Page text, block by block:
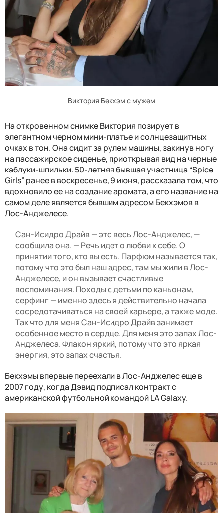
Виктория Бекхэм с мужем
На откровенном снимке Виктория позирует в
элегантном черном мини-платье и солнцезащитных
очках в тон. Она сидит за рулем машины, закинув ногу
на пассажирское сиденье, приоткрывая вид на черные
каблуки-шпильки. 50-летняя бывшая участница “Spice
Girls” ранее в воскресенье, 9 июня, рассказала том, что
вдохновило ее на создание аромата, а его название на
самом деле является бывшим адресом Бекхэмов в
Лос-Анджелесе.
Сан-Исидро Драйв — это весь Лос-Анджелес, —
сообщила она. — Речь идет о любви к себе. О
принятии того, кто вы есть. Парфюм называется так,
потому что это был наш адрес, там мы жили в Лос-
Анджелесе, и он вызывает счастливые
воспоминания. Походы с детьми по каньонам,
серфинг — именно здесь я действительно начала
сосредотачиваться на своей карьере, а также моде.
Так что для меня Сан-Исидро Драйв занимает
особенное место в сердце. Для меня это запах Лос-
Анджелеса. Флакон яркий, потому что это яркая
энергия, это запах счастья.
Бекхэмы впервые переехали в Лос-Анджелес еще в
2007 году, когда Дэвид подписал контракт с
американской футбольной командой LA Galaxy.